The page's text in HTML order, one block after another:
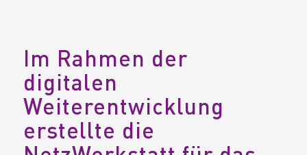
Im Rahmen der
digitalen
Weiterentwicklung
erstellte die